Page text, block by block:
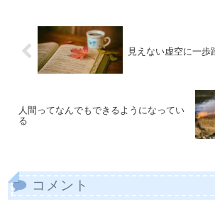
見えない虚空に一歩
人間ってなんでもできるようになってい
る
コメント